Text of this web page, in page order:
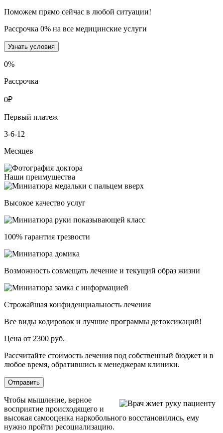
Поможем прямо сейчас в любой ситуации!
Рассрочка 0% на все медицинские услуги
Узнать условия
0%
Рассрочка
0₽
Первый платеж
3-6-12
Месяцев
Наши преимущества
Высокое качество услуг
100% гарантия трезвости
Возможность совмещать лечение и текущий образ жизни
Строжайшая конфиденциальность лечения
Все виды кодировок и лучшие программы детоксикаций!
Цена от 2300 руб.
Рассчитайте стоимость лечения под собственный бюджет и в
любое время, обратившись к менеджерам клиники.
Отправить
Чтобы мышление, верное
восприятие происходящего и
высокая самооценка наркобольного восстановились, ему
нужно пройти ресоциализацию.